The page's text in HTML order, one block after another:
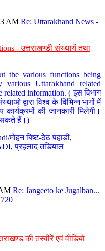
AM Re: Uttarakhand News -
- उत्तराखण्डी संस्थायें तथा
the various functions being
Uttarakhand related
related information. ( इस विभाग
द्वारा विश्व के विभिन्न भागों में
की जानकारी मिलेगी।
सकते हैं।)
मोहन बिष्ट-ठेठ पहाडी,
,प्रहलाद तडियाल
Re: Jangeeto ke Jugalban...
की तस्वीरें एवं वीडियो